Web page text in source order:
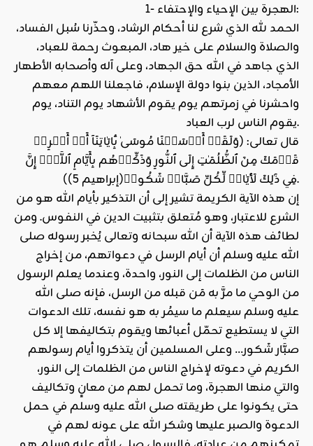
1- الهجرة بين الإحياء والإحتفاء:
الحمد لله الذي شرع لنا أحكام الرشاد، وحذّرنا سُبل الفساد،
والصلاة والسلام على خير هاد، المبعوث رحمة للعباد،
الذي جاهد في الله حق الجهاد، وعلى آله وأصحابه الأطهار
الأمجاد، الذين بنوا دولة الإسلام، فاجعلنا اللهم معهم
واحشرنا في زمرتهم يوم يقوم الأشهاد يوم التناد، يوم
يقوم الناس لرب العباد.
قال تعالى: (وَلَقَدۡ أَرۡسَلۡنَا مُوسَىٰ بِ‍َٔايَٰاتِنَآ أَنۡ أَخۡرِجۡ
قَوۡمَكَ مِنَ ٱلظُّلُمَٰتِ إِلَى ٱلنُّورِ وَذَكِّرۡهُم بِأَيَّامِ ٱللَّهِۚ إِنَّ
فِي ذَٰلِكَ لَأٓيَٰاتٖ لِّكُلِّ صَبَّارٖ شَكُورٖ(إبراهيم 5)).
إن هذه الآية الكريمة تشير إلى أن التذكير بأيام الله هو من
الشرع للاعتبار، وهو مُتعلق بتثبيت الدين في النفوس. ومن
لطائف هذه الآية أن الله سبحانه وتعالى يُخبر رسوله صلى
الله عليه وسلم أن أيام الرسل في دعواتهم، من إخراج
الناس من الظلمات إلى النور، واحدة، وعندما يعلم الرسول
من الوحي ما مرَّ به مَن قبله من الرسل، فإنه صلى الله
عليه وسلم سيعلم ما سيمُر به هو نفسه، تلك الدعوات
التي لا يستطيع تحمّل أعبائها ويقوم بتكاليفها إلا كل
صبَّار شَكور… وعلى المسلمين أن يتذكروا أيام رسولهم
الكريم في دعوته لإخراج الناس من الظلمات إلى النور،
والتي منها الهجرة، وما تحمل لهم من معانٍ وتكاليف
حتى يكونوا على طريقته صلى الله عليه وسلم في حمل
الدعوة والصبر عليها وشكر الله على عونه لهم في